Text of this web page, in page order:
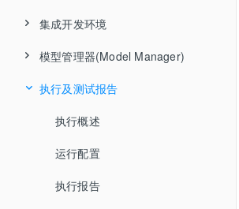
认识CukeTest界面
运行自带样例
理解和使用检查点
使用AI助手
使用智能体
智能界面压力测试
集成开发环境
新建项目
设置
工具栏
搜索
录制界面
模型管理器(Model Manager)
为什么要使用模型管理器
模型管理器界面
侦测控件对象
侦测弹出控件
管理模型对象
执行及测试报告
执行概述
运行配置
执行报告